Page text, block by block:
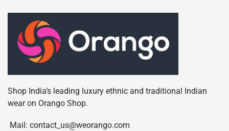
Shop India’s leading luxury ethnic and traditional Indian
wear on Orango Shop.
Mail: contact_us@weorango.com